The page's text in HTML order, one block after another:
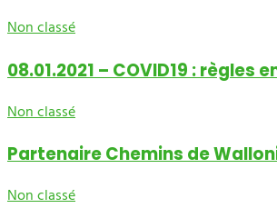
Non classé
08.01.2021 – COVID19 : règles
Non classé
Partenaire Chemins de
Non classé